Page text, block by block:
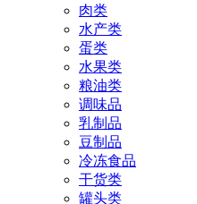
肉类
水产类
蛋类
水果类
粮油类
调味品
乳制品
豆制品
冷冻食品
干货类
罐头类